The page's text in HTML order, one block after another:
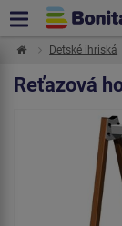
Detské ihriská
Reťazová